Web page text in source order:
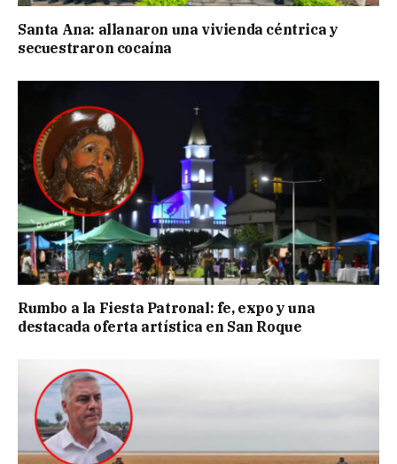
Santa Ana: allanaron una vivienda céntrica y
secuestraron cocaína
Rumbo a la Fiesta Patronal: fe, expo y una
destacada oferta artística en San Roque